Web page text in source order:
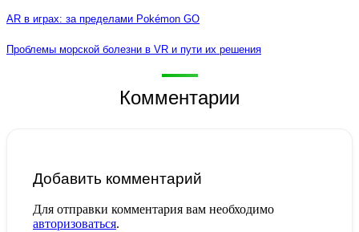
AR в играх: за пределами Pokémon GO
Проблемы морской болезни в VR и пути их решения
Комментарии
Добавить комментарий
Для отправки комментария вам необходимо
авторизоваться.